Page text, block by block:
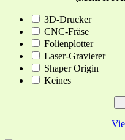
3D-Drucker
CNC-Fräse
Folienplotter
Laser-Gravierer
Shaper Origin
Keines